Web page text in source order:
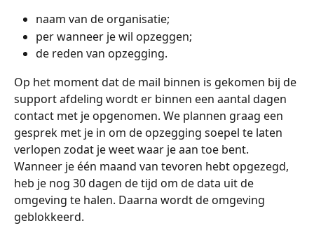
naam van de organisatie;
per wanneer je wil opzeggen;
de reden van opzegging.
Op het moment dat de mail binnen is gekomen bij de
support afdeling wordt er binnen een aantal dagen
contact met je opgenomen. We plannen graag een
gesprek met je in om de opzegging soepel te laten
verlopen zodat je weet waar je aan toe bent.
Wanneer je één maand van tevoren hebt opgezegd,
heb je nog 30 dagen de tijd om de data uit de
omgeving te halen. Daarna wordt de omgeving
geblokkeerd.